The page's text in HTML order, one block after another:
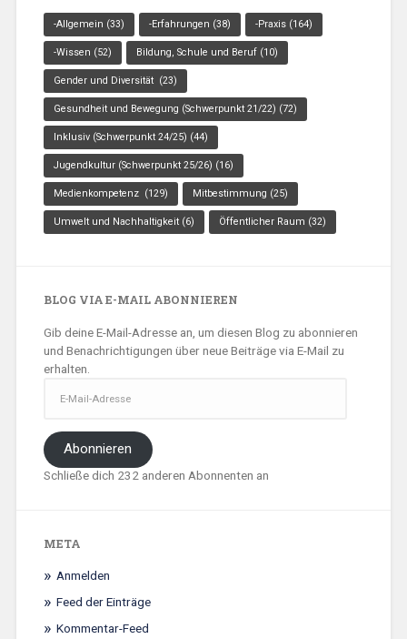
-Allgemein (33) -Erfahrungen (38) -Praxis(164)
-Wissen (52) Bildung, Schule und Beruf(10)
Gender und Diversität (23)
Gesundheit und Bewegung (Schwerpunkt 21/22) (72)
Inklusiv (Schwerpunkt 24/25) (44)
Jugendkultur (Schwerpunkt 25/26) (16)
Medienkompetenz (129) Mitbestimmung (25)
Umwelt und Nachhaltigkeit(6) Öffentlicher Raum (32)
BLOG VIA E-MAIL ABONNIEREN
Gib deine E-Mail-Adresse an, um diesen Blog zu abonnieren
und Benachrichtigungen über neue Beiträge via E-Mail zu
erhalten.
Mail-
Adresse
Abonnieren
Schließe dich 232 anderen Abonnenten an
META
Anmelden
Feed der Einträge
Kommentar-Feed